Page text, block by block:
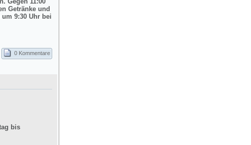
Getränke und
9:30 Uhr bei
0 Kommentare
bis